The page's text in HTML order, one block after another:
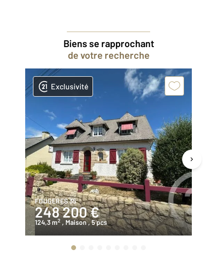
Biens se rapprochant
de votre recherche
Exclusivité
FOUGERES 35
248 200 €
124,3 m2 , Maison, 5 pcs